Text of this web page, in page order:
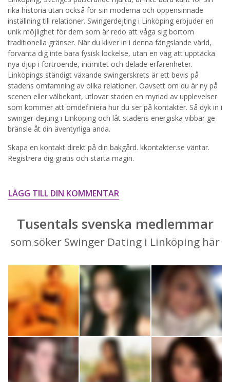
Genom att registrera godkänner jag Villkorenoch
Sekretesspolicyn. Jag godkänner att ta emot information och
reklam via e-post från hemsidans operatörer. Jag kan dra
tillbaka godkännande när jag vill.
STARTA NU!
rika historia utan också för sin moderna och öppensinnade
inställning till relationer. Swingerdejting i Linköping erbjuder en
unik möjlighet för dem som är redo att våga sig bortom
traditionella gränser. När du kliver in i denna fängslande värld,
förvänta dig inte bara fysisk lockelse, utan en väg att upptäcka
nya djup i förtroende, intimitet och delade erfarenheter.
Linköpings ständigt växande swingerskrets är ett bevis på
stadens omfamning av olika relationer. Oavsett om du är ny på
scenen eller välbekant, utlovar staden en myriad av upplevelser
som kommer att omdefiniera hur du ser på kontakter. Så dyk in i
swinger-dejting i Linköping och låt stadens energiska vibbar ge
bränsle åt din äventyrliga anda.
Skapa en kontakt direkt på din bakgård. kkontakter.se väntar.
Registrera dig gratis och starta magin.
LÄGG TILL DIN KOMMENTAR
Tusentals svenska medlemmar
som söker Swinger Dating i Linköping här